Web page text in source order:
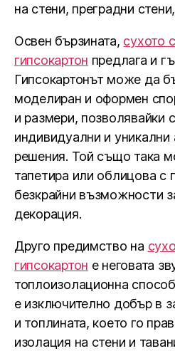
на стени, преградни
Освен бързината, сухото
гипсокартон предлага и
Гипсокартонът може да
моделиран и оформен
и размери, позволявайки
индивидуални и уникални
решения. Той също така
тапетира или облицова с
безкрайни възможности
декорация.
Друго предимство на
гипсокартон е неговата
топлоизолационна
е изключително добър в
и топлината, което го
изолация на стени и